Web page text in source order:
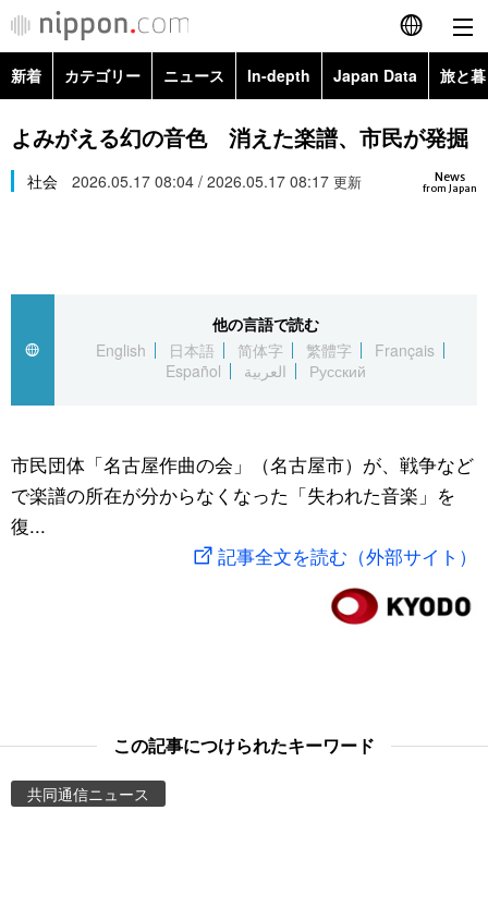
English
简体字
繁體字
العربية
社会
文化
旅と暮らし
動画/Live
新着 カテゴリー ニュース In-depth Japan Data 旅と
政治・外交
経済・ビジネス
社会
文化
科学・技術
暮らし
スポーツ・東京2020
Topics
Images
お知らせ
よみがえる幻の音色 消えた楽譜、市民が発掘
News
from Japan
社会 2026.05.17 08:04 / 2026.05.17 08:17 更新
他の言語で読む
English
日本語 简体字 繁體字
Français
Español
العربية Русский
市民団体「名古屋作曲の会」（名古屋市）が、戦争など
で楽譜の所在が分からなくなった「失われた音楽」を
復...
記事全文を読む（外部サイト）
この記事につけられたキーワード
共同通信ニュース